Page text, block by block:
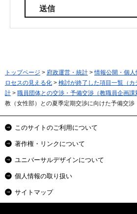
トップページ > 府政運営・統計 >情報公開・個人
ロセスの見える化 > 検討が終了した項目一覧（カ
計 > 職員団体との交渉・予備交渉（教職員企画課
教（女性部）との夏季定期交渉に向けた予備交渉
このサイトのご利用について
著作権・リンクについて
ユニバーサルデザインについて
個人情報の取り扱い
サイトマップ